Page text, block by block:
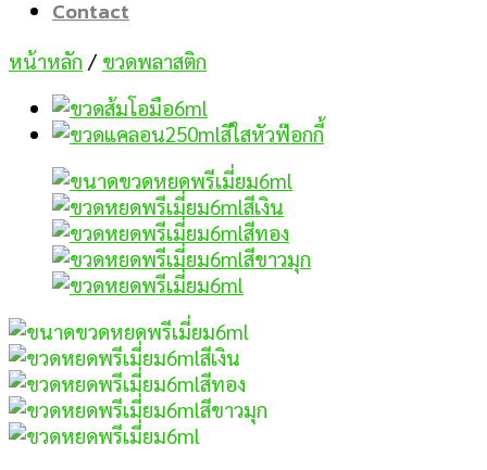
Contact
หน้าหลัก / ขวดพลาสติก